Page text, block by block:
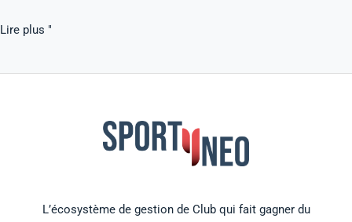
Lire plus "
L’écosystème de gestion de Club qui fait gagner du